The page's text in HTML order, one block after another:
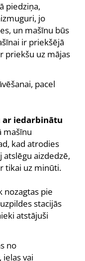
piedziņa,
jo
un mašīnu būs
ir priekšējā
priekšu uz mājas
pacel
ar iedarbinātu
mašīnu
kad atrodies
atslēgu aizdedzē,
tikai uz minūti.
nozagtas pie
stacijās
atstājuši
no
vai